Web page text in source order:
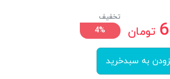
تومان
تخفیف
4%
به سبدخرید